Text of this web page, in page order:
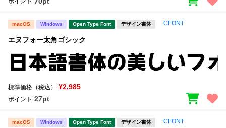
macOS Windows Open Type Font デザイン書体 CFONT
エヌフォー太角ゴシック
標準価格（税込） ¥2,985
ポイント 27pt
macOS Windows Open Type Font デザイン書体 CFONT